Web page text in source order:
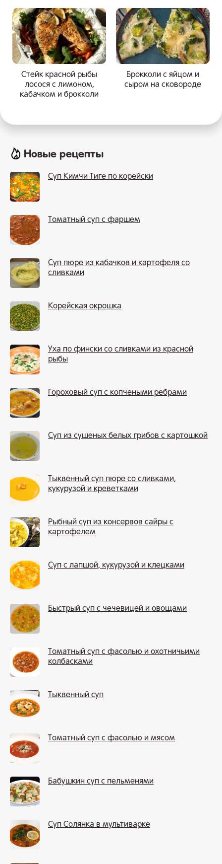
Стейк красной рыбы
лосося с лимоном,
кабачком и брокколи
Брокколи с яйцом и
сыром на сковороде
Новые рецепты
Суп Кимчи Тиге по корейски
Томатный суп с фаршем
Суп пюре из кабачков и картофеля со
сливками
Корейская окрошка
Уха по фински со сливками из красной
рыбы
Гороховый суп с копчеными ребрами
Суп из сушеных белых грибов с картошкой
Тыквенный суп пюре со сливками,
кукурузой и креветками
Рыбный суп из консервов сайры с
картофелем
Суп с лапшой, кукурузой и клецками
Быстрый суп с чечевицей и овощами
Томатный суп с фасолью и охотничьими
колбасками
Тыквенный суп
Томатный суп с фасолью и мясом
Бабушкин суп с пельменями
Суп Солянка в мультиварке